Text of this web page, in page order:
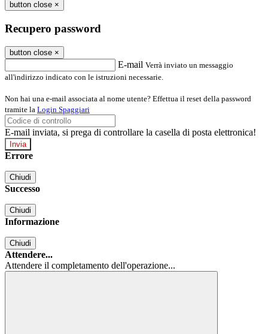
button close ×
Recupero password
button close ×
E-mail Verrà inviato un messaggio
all'indirizzo indicato con le istruzioni necessarie.
Non hai una e-mail associata al nome utente? Effettua il reset della password
tramite la Login Spaggiari
E-mail inviata, si prega di controllare la casella di posta elettronica!
Errore
Chiudi
Successo
Chiudi
Informazione
Chiudi
Attendere...
Attendere il completamento dell'operazione...